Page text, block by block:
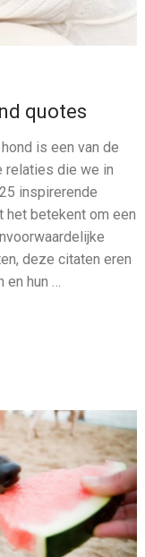
quotes
is een van de
relaties die we in
inspirerende
het betekent om een
deze citaten eren
en hun …